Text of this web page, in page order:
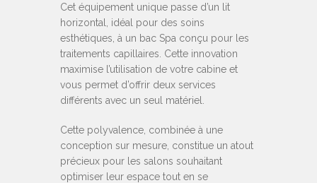
Cet équipement unique passe d’un lit
horizontal, idéal pour des soins
esthétiques, à un bac Spa conçu pour les
traitements capillaires. Cette innovation
maximise l’utilisation de votre cabine et
vous permet d’offrir deux services
différents avec un seul matériel.
Cette polyvalence, combinée à une
conception sur mesure, constitue un atout
précieux pour les salons souhaitant
optimiser leur espace tout en se